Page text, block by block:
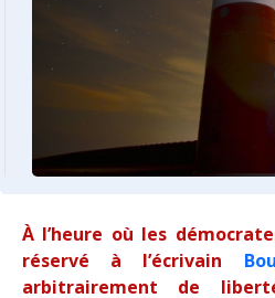
À l’heure où les
réservé à l’écrivain
arbitrairement de